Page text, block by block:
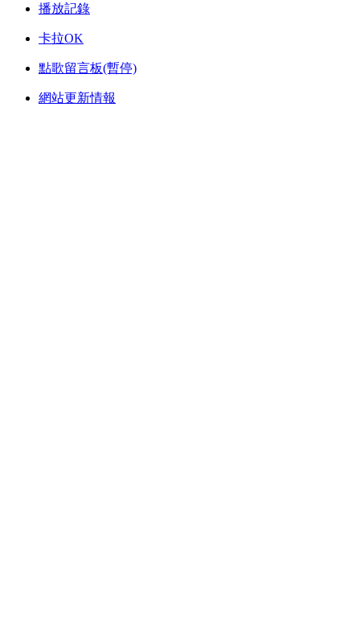
播放記錄
卡拉OK
點歌留言板(暫停)
網站更新情報